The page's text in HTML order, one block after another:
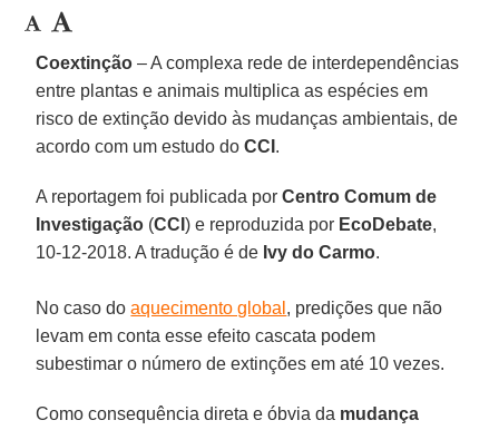
Coextinção – A complexa rede de interdependências
entre plantas e animais multiplica as espécies em
risco de extinção devido às mudanças ambientais, de
acordo com um estudo doCCI .
A reportagem foi publicada porCentro Comum de
Investigação (CCI) e reproduzida por EcoDebate,
10-12-2018. A tradução é de Ivy do Carmo.
No caso doaquecimento global , predições que não
levam em conta esse efeito cascata podem
subestimar o número de extinções em até 10 vezes.
Como consequência direta e óbvia da mudança